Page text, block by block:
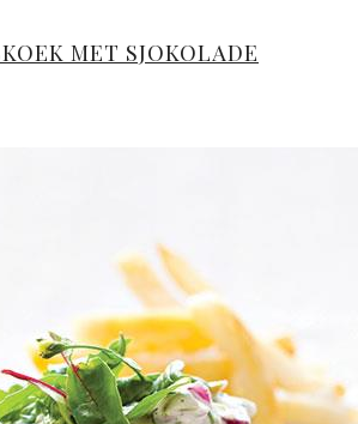
MET SJOKOLADE